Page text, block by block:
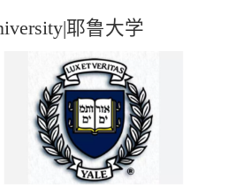
耶鲁大学